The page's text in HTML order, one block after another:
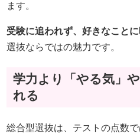
ます。
受験に追われず、好きなこと
選抜ならではの魅力です。
学力より「やる気」
れる
総合型選抜は、テストの点数で